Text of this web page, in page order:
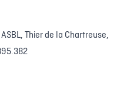
Thier de la Chartreuse,